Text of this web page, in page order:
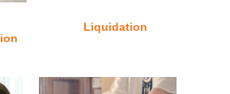
Liquidation